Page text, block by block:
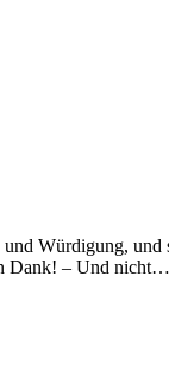
Würdigung,
Dank! – Und nicht…